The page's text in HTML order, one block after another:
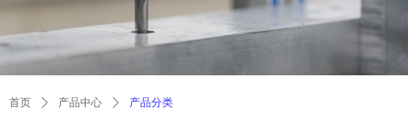
首页 ꄲ 产品中心 ꄲ 产品分类